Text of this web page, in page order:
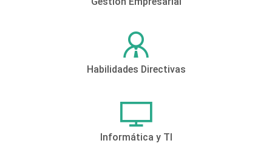
Habilidades Directivas
Informática y TI